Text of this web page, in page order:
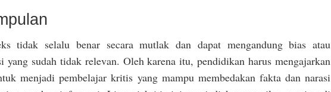
tidak selalu benar secara mutlak dan dapat mengandung bias atau
yang sudah tidak relevan. Oleh karena itu, pendidikan harus mengajarkan
menjadi pembelajar kritis yang mampu membedakan fakta dan narasi